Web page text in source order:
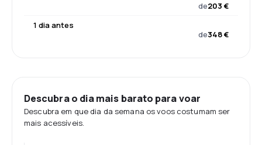
de203 €
1 dia antes
de348 €
Descubra o dia mais barato para voar
Descubra em que dia da semana os voos costumam ser
mais acessíveis.